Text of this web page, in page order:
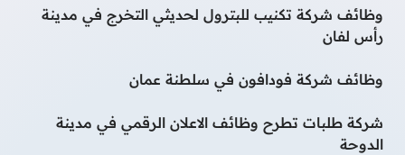
وظائف شركة تكنيب للبترول لحديثي التخرج في مدينة
رأس لفان
وظائف شركة فودافون في سلطنة عمان
شركة طلبات تطرح وظائف الاعلان الرقمي في مدينة
الدوحة